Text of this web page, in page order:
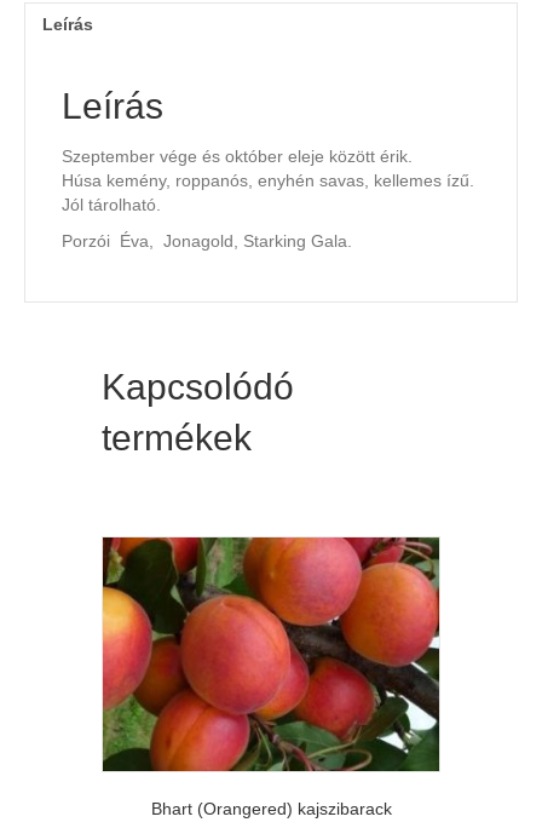
Leírás
Leírás
Szeptember vége és október eleje között érik.
Húsa kemény, roppanós, enyhén savas, kellemes ízű.
Jól tárolható.
Porzói Éva, Jonagold, Starking Gala.
Kapcsolódó
termékek
Bhart (Orangered) kajszibarack